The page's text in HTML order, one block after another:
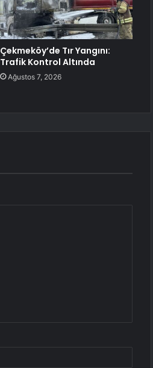
Çekmeköy’de Tır Yangını:
Trafik Kontrol Altında
Ağustos 7, 2026